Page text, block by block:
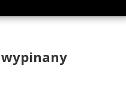
wypinany